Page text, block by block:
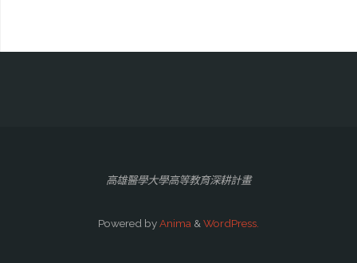
高雄醫學大學高等教育深耕計畫
Powered byAnima &WordPress.